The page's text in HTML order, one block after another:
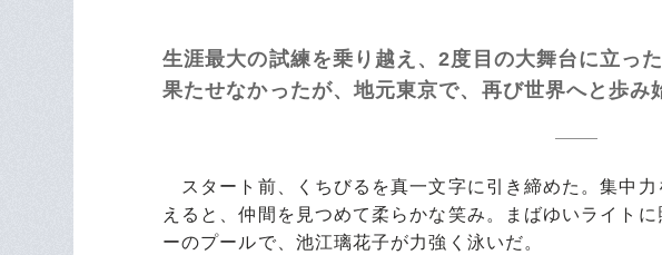
生涯最大の試練を乗り越え、2度目の大舞台に立っ
果たせなかったが、地元東京で、再び世界へと歩み
スタート前、くちびるを真一文字に引き締めた。集中
えると、仲間を見つめて柔らかな笑み。まばゆいライト
ーのプールで、池江璃花子が力強く泳いだ。